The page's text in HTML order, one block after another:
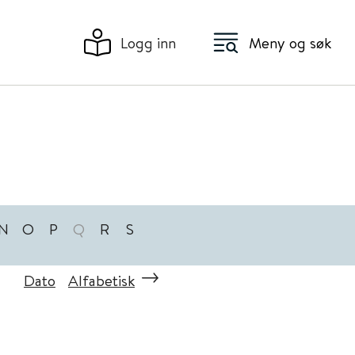
Logg inn Meny og søk
O P Q R S
Dato Alfabetisk